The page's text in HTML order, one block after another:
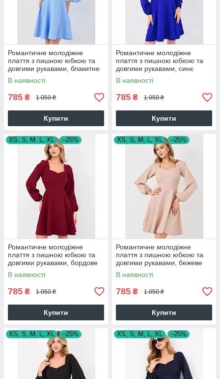
Романтичне молодіжне
плаття з пишною юбкою та
довгими рукавами, блакитне
В наявності
785 ₴ 1 050 ₴
Купити
Романтичне молодіжне
плаття з пишною юбкою та
довгими рукавами, синє
В наявності
785 ₴ 1 050 ₴
Купити
XS, S, M, L, XL –25%
Романтичне молодіжне
плаття з пишною юбкою та
довгими рукавами, бордове
В наявності
785 ₴ 1 050 ₴
Купити
XS, S, M, L, XL –25%
Романтичне молодіжне
плаття з пишною юбкою та
довгими рукавами, бежеве
В наявності
785 ₴ 1 050 ₴
Купити
XS, S, M, L, XL –25% XS, S, M, L, XL –25%